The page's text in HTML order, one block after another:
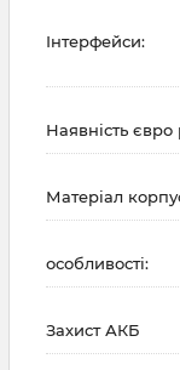
Інтерфейси:
Наявність євро
Матеріал
особливості:
Захист АКБ